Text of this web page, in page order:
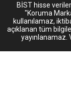
BİST hisse
"Koruma
kullanılamaz,
açıklanan tüm
yayınlanamaz.